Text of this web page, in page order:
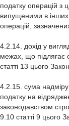
податку операцій з
випущеними в
операцій,
4.2.14. дохід у
межах, що підлягає
статті 13 цього
4.2.15. сума
податку на
законодавством
9.10 статті 9 цього